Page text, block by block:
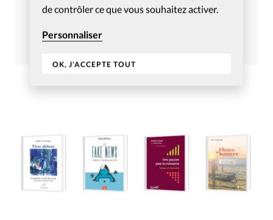
de contrôler ce que vous souhaitez activer.
Personnaliser
OK, J'ACCEPTE TOUT
Christianisme Aujourd’hui
Commander